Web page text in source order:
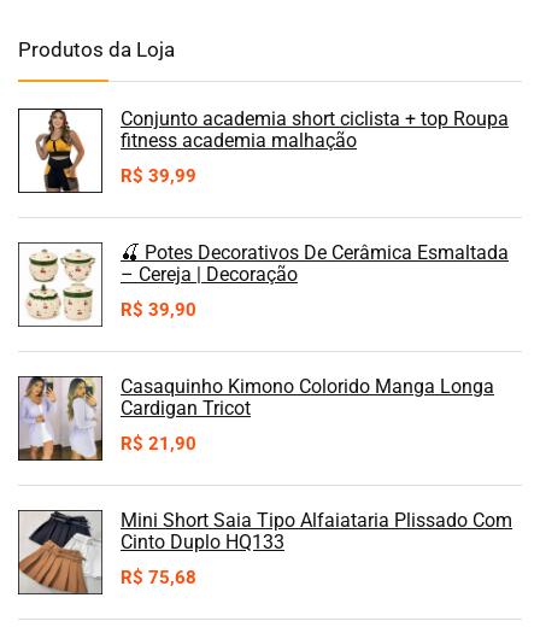
Produtos da Loja
Conjunto academia short ciclista + top Roupa
fitness academia malhação
R$ 39,99
🍒 Potes Decorativos De Cerâmica Esmaltada
– Cereja | Decoração
R$ 39,90
Casaquinho Kimono Colorido Manga Longa
Cardigan Tricot
R$ 21,90
Mini Short Saia Tipo Alfaiataria Plissado Com
Cinto Duplo HQ133
R$ 75,68